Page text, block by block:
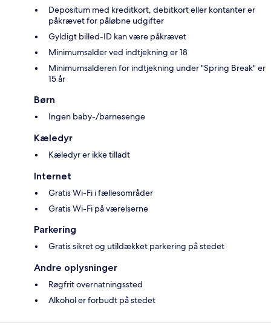
Depositum med kreditkort, debitkort eller kontanter er
påkrævet for påløbne udgifter
Gyldigt billed-ID kan være påkrævet
Minimumsalder ved indtjekning er 18
Minimumsalderen for indtjekning under "Spring Break" er
15 år
Børn
Ingen baby-/barnesenge
Kæledyr
Kæledyr er ikke tilladt
Internet
Gratis Wi-Fi i fællesområder
Gratis Wi-Fi på værelserne
Parkering
Gratis sikret og utildækket parkering på stedet
Andre oplysninger
Røgfrit overnatningssted
Alkohol er forbudt på stedet